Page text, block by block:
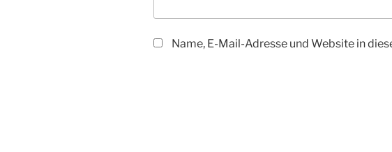
Name, E-Mail-Adresse und Website in